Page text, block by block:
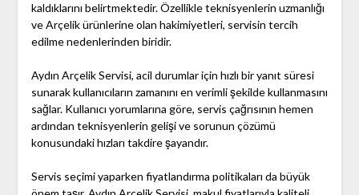
kaldıklarını belirtmektedir. Özellikle teknisyenlerin uzmanlığı
ve Arçelik ürünlerine olan hakimiyetleri, servisin tercih
edilme nedenlerinden biridir.
Aydın Arçelik Servisi, acil durumlar için hızlı bir yanıt süresi
sunarak kullanıcıların zamanını en verimli şekilde kullanmasını
sağlar. Kullanıcı yorumlarına göre, servis çağrısının hemen
ardından teknisyenlerin gelişi ve sorunun çözümü
konusundaki hızları takdire şayandır.
Servis seçimi yaparken fiyatlandırma politikaları da büyük